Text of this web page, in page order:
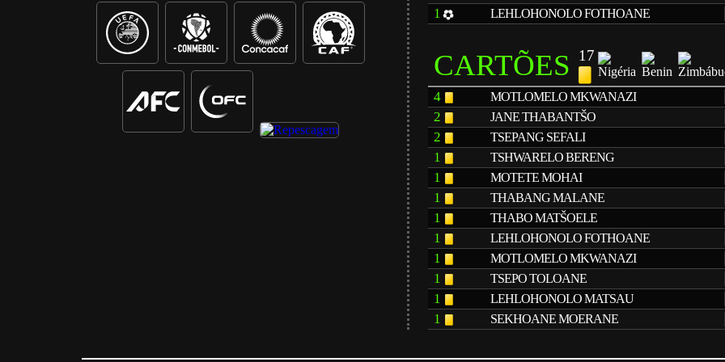
1
LEHLOHONOLO FOTHOANE
CARTÕES 17
4 MOTLOMELO MKWANAZI
2 JANE THABANTŠO
2 TSEPANG SEFALI
1 TSHWARELO BERENG
1 MOTETE MOHAI
1 THABANG MALANE
1 THABO MATŠOELE
1 LEHLOHONOLO FOTHOANE
1 MOTLOMELO MKWANAZI
1 TSEPO TOLOANE
1 LEHLOHONOLO MATSAU
1 SEKHOANE MOERANE